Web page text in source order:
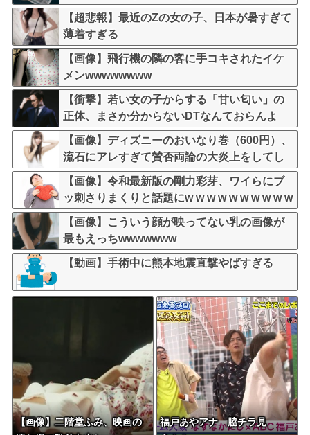
する？！」←これw w w w w w w w
【超悲報】最近のZの女の子、日本が暑すぎて
薄着すぎる
【画像】飛行機の隣の客に手コキされたイケ
メンwwwwwwww
【衝撃】若い女の子からする「甘い匂い」の
正体、まさか分からないDTなんておらんよ
な？よな？w w w w w w w w w w w
【画像】ディズニーのおいなり巻（600円）、
流石にアレすぎて賛否両論の大炎上をしてし
まうw w w w w w w
【画像】令和最新版の剛力彩芽、ワイらにブ
ッ刺さりまくりと話題にw w w w w w w w w w
w w w
【画像】こういう顔が映ってない乳の画像が
最もえっちwwwwwww
【動画】手術中に熊本地震直撃やばすぎる
【画像】二階堂ふみ、映画の
福戸あやアナ 脇チラ見